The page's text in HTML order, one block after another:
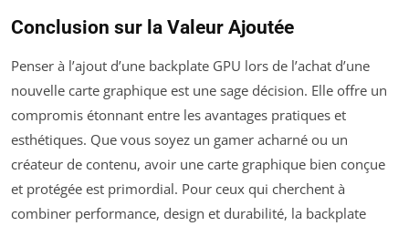
Conclusion sur la Valeur Ajoutée
Penser à l’ajout d’une backplate GPU lors de l’achat d’une
nouvelle carte graphique est une sage décision. Elle offre un
compromis étonnant entre les avantages pratiques et
esthétiques. Que vous soyez un gamer acharné ou un
créateur de contenu, avoir une carte graphique bien conçue
et protégée est primordial. Pour ceux qui cherchent à
combiner performance, design et durabilité, la backplate